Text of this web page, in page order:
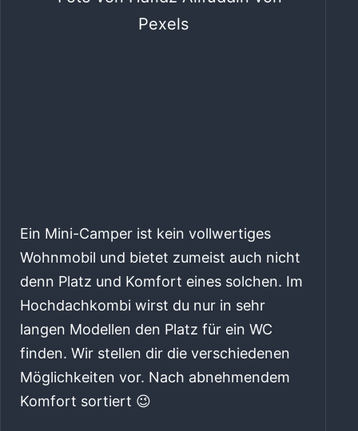
Ein Mini-Camper ist kein vollwertiges
Wohnmobil und bietet zumeist auch nicht
denn Platz und Komfort eines solchen. Im
Hochdachkombi wirst du nur in sehr
langen Modellen den Platz für ein WC
finden. Wir stellen dir die verschiedenen
Möglichkeiten vor. Nach abnehmendem
Komfort sortiert 😉